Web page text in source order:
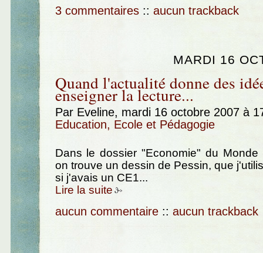
3 commentaires :: aucun trackback
MARDI 16
Quand l'actualité donne des
enseigner la lecture...
Par Eveline, mardi 16 octobre 2007 à
Education, Ecole et Pédagogie
Dans le dossier "Economie" du Monde
on trouve un dessin de Pessin, que
si j'avais un CE1...
Lire la suite
aucun commentaire :: aucun trackback